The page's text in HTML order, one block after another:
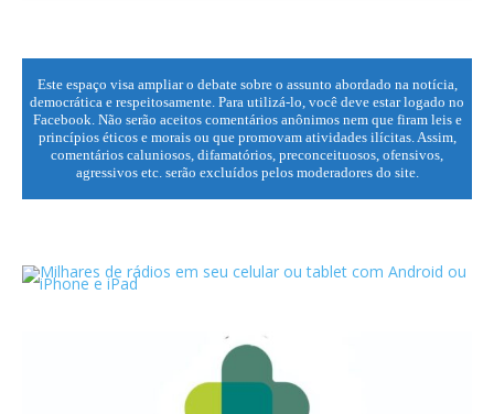
Este espaço visa ampliar o debate sobre o assunto abordado na notícia,
democrática e respeitosamente. Para utilizá-lo, você deve estar logado no
Facebook. Não serão aceitos comentários anônimos nem que firam leis e
princípios éticos e morais ou que promovam atividades ilícitas. Assim,
comentários caluniosos, difamatórios, preconceituosos, ofensivos,
agressivos etc. serão excluídos pelos moderadores do site.